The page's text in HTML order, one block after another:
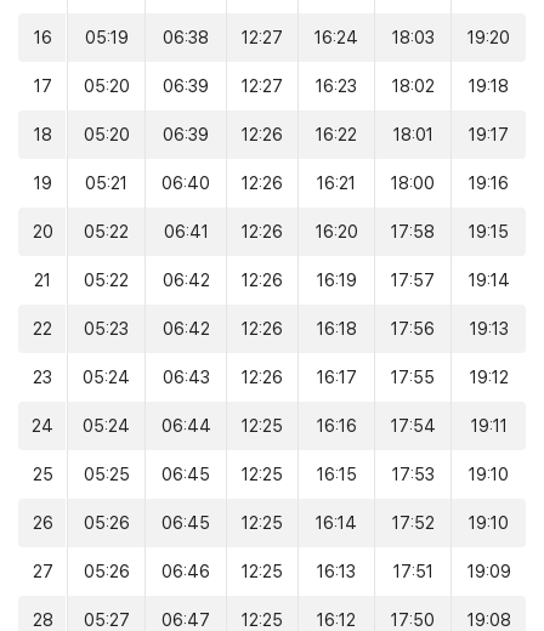
16 05:19 06:38 12:27 16:24 18:03 19:20
17 05:20 06:39 12:27 16:23 18:02 19:18
18 05:20 06:39 12:26 16:22 18:01 19:17
19 05:21 06:40 12:26 16:21 18:00 19:16
20 05:22 06:41 12:26 16:20 17:58 19:15
21 05:22 06:42 12:26 16:19 17:57 19:14
22 05:23 06:42 12:26 16:18 17:56 19:13
23 05:24 06:43 12:26 16:17 17:55 19:12
24 05:24 06:44 12:25 16:16 17:54 19:11
25 05:25 06:45 12:25 16:15 17:53 19:10
26 05:26 06:45 12:25 16:14 17:52 19:10
27 05:26 06:46 12:25 16:13 17:51 19:09
28 05:27 06:47 12:25 16:12 17:50 19:08